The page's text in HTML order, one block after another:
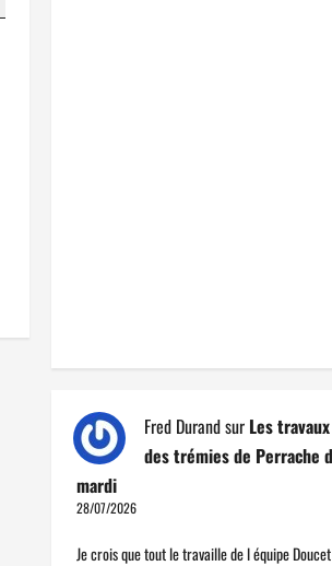
Fred Durandsur Les
des trémies de Perrache
mardi
28/07/2026
Je crois que tout le travaille de l équipe